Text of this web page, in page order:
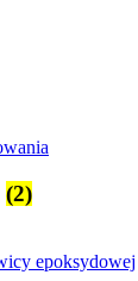
(2)